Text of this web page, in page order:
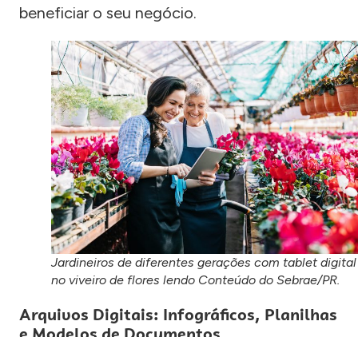
beneficiar o seu negócio.
Jardineiros de diferentes gerações com tablet digital
no viveiro de flores lendo Conteúdo do Sebrae/PR.
Arquivos Digitais: Infográficos, Planilhas